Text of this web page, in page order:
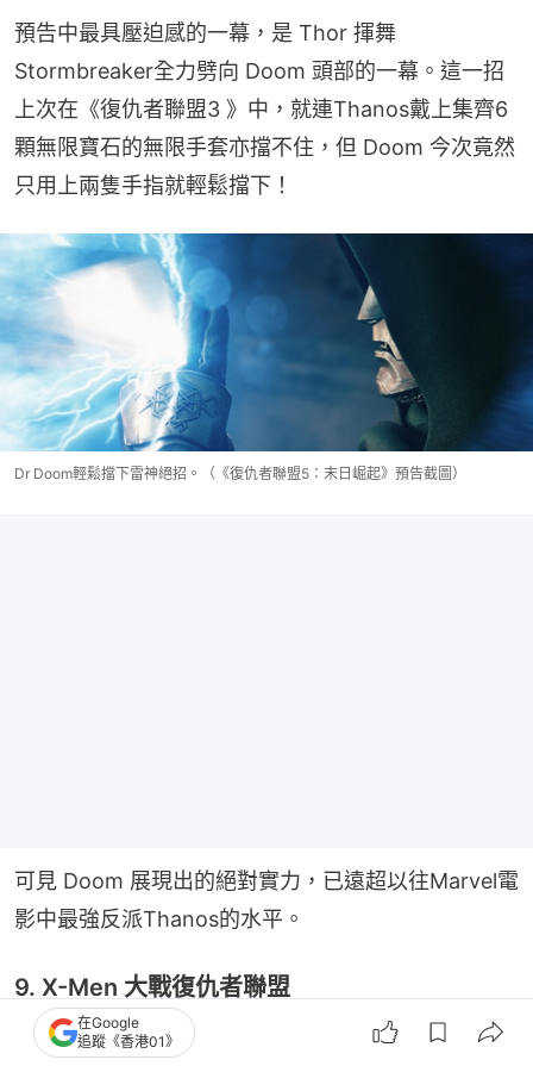
預告中最具壓迫感的一幕，是 Thor 揮舞
Stormbreaker全力劈向 Doom 頭部的一幕。這一招
上次在《復仇者聯盟3 》中，就連Thanos戴上集齊6
顆無限寶石的無限手套亦擋不住，但 Doom 今次竟然
只用上兩隻手指就輕鬆擋下！
Dr Doom輕鬆擋下雷神絕招。（《復仇者聯盟5：末日崛起》預告截圖）
可見 Doom 展現出的絕對實力，已遠超以往Marvel電
影中最強反派Thanos的水平。
9. X-Men 大戰復仇者聯盟
預告片中亦出現了X-Men對決Avengers的史詩級場
在Google
追蹤《香港01》